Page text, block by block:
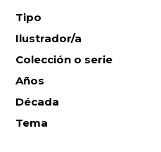
Tipo
Ilustrador/a
Colección o serie
Años
Década
Tema